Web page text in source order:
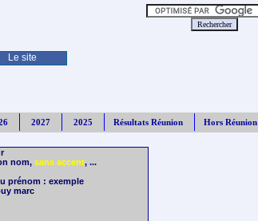
Le site
2027 2025 Résultats Réunion Hors Réunion
nom, sans accent, ...
prénom : exemple
marc